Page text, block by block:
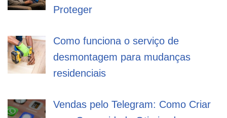
Proteger
Como funciona o serviço de
desmontagem para mudanças
residenciais
Vendas pelo Telegram: Como Criar